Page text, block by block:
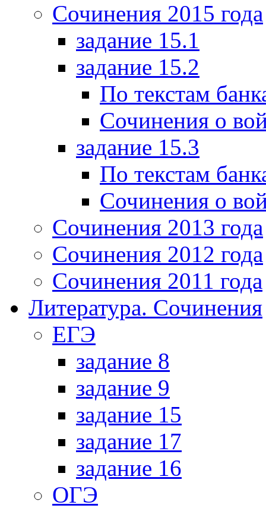
Сочинения 2015 года
задание 15.1
задание 15.2
По текстам
Сочинения о
задание 15.3
По текстам
Сочинения о
Сочинения 2013 года
Сочинения 2012 года
Сочинения 2011 года
Литература. Сочинения
ЕГЭ
задание 8
задание 9
задание 15
задание 17
задание 16
ОГЭ